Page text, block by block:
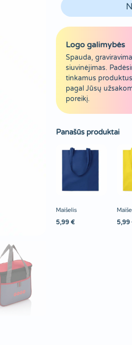
Logo galimybės
Spauda,
siuvinėjimas.
tinkamus
pagal Jūsų
poreikį.
Panašūs produktai
Maišelis
5,99 € 5,99